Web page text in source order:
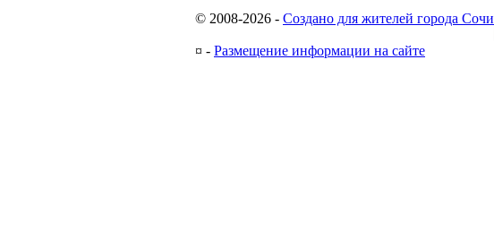
© 2008-2026 - Создано для жителей города Сочи
¤ - Размещение информации на сайте